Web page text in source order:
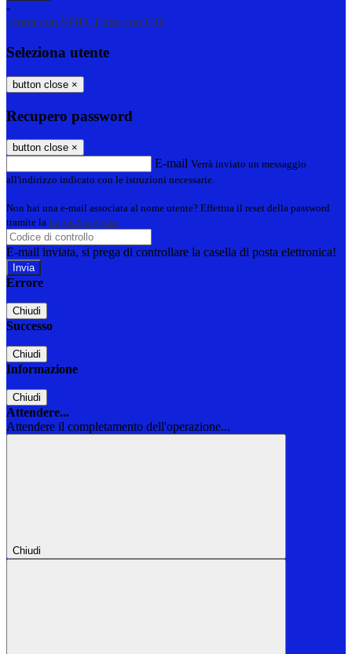
-
Entra con SPID Entra con CIE
Seleziona utente
button close ×
Recupero password
button close ×
E-mail Verrà inviato un messaggio
all'indirizzo indicato con le istruzioni necessarie.
Non hai una e-mail associata al nome utente? Effettua il reset della password
tramite la Login Spaggiari
E-mail inviata, si prega di controllare la casella di posta elettronica!
Errore
Chiudi
Successo
Chiudi
Informazione
Chiudi
Attendere...
Attendere il completamento dell'operazione...
Chiudi